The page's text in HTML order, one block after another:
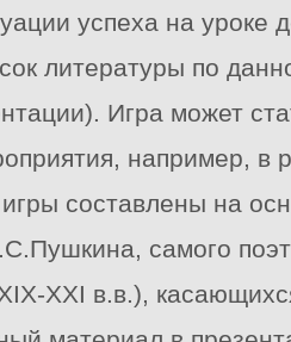
успеха на уроке
литературы по
Игра может
например, в
составлены на
самого
XXI в.в.),